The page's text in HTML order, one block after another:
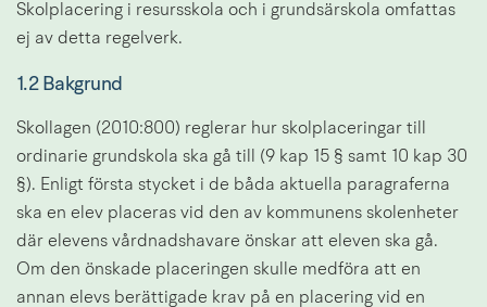
Skolplacering i resursskola och i grundsärskola omfattas
ej av detta regelverk.
1.2 Bakgrund
Skollagen (2010:800) reglerar hur skolplaceringar till
ordinarie grundskola ska gå till (9 kap 15 § samt 10 kap 30
§). Enligt första stycket i de båda aktuella paragraferna
ska en elev placeras vid den av kommunens skolenheter
där elevens vårdnadshavare önskar att eleven ska gå.
Om den önskade placeringen skulle medföra att en
annan elevs berättigade krav på en placering vid en